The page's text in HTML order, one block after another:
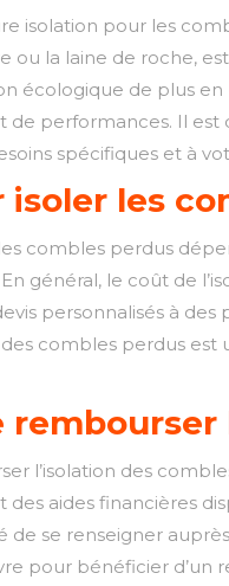
isolation pour les
ou la laine de roche,
écologique de plus en
de performances. Il
spécifiques et à
les
combles perdus
général, le coût de
personnalisés à
des combles perdus
l’isolation des
des aides financières
de se renseigner
pour bénéficier